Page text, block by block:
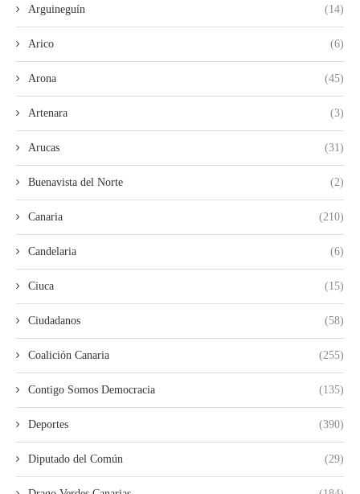
Arguineguín (14)
Arico (6)
Arona (45)
Artenara (3)
Arucas (31)
Buenavista del Norte (2)
Canaria (210)
Candelaria (6)
Ciuca (15)
Ciudadanos (58)
Coalición Canaria (255)
Contigo Somos Democracia (135)
Deportes (390)
Diputado del Común (29)